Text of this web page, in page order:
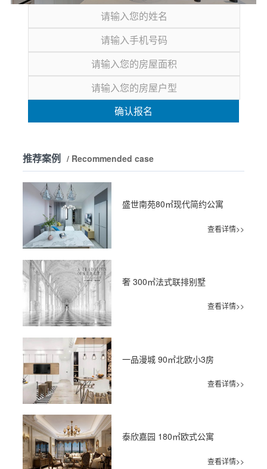
确认报名
推荐案例 / Recommended case
盛世南苑80㎡现代简约公寓
查看详情>>
奢 300㎡法式联排别墅
查看详情>>
一品漫城 90㎡北欧小3房
查看详情>>
泰欣嘉园 180㎡欧式公寓
查看详情>>